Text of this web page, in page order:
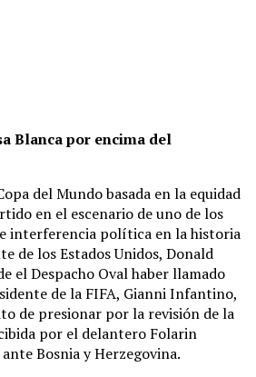
Blanca por encima del
del Mundo basada en la equidad
en el escenario de uno de los
interferencia política en la historia
de los Estados Unidos, Donald
el Despacho Oval haber llamado
de la FIFA, Gianni Infantino,
de presionar por la revisión de la
por el delantero Folarin
Bosnia y Herzegovina.